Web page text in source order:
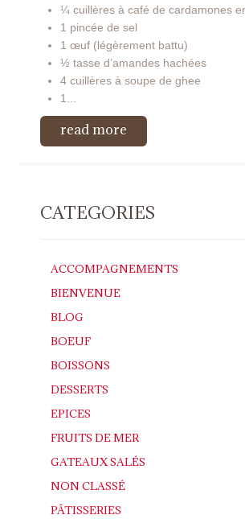
¼ cuillères à café de cardamones
1 pincée de sel
1 œuf (légèrement battu)
½ tasse d’amandes hachées
4 cuillères à soupe de ghee
1...
read more
CATEGORIES
ACCOMPAGNEMENTS
BIENVENUE
BLOG
BOEUF
BOISSONS
DESSERTS
EPICES
FRUITS DE MER
GATEAUX SALÉS
NON CLASSÉ
PÂTISSERIES